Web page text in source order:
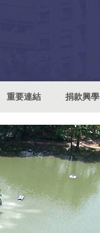
重要連結 捐款興學